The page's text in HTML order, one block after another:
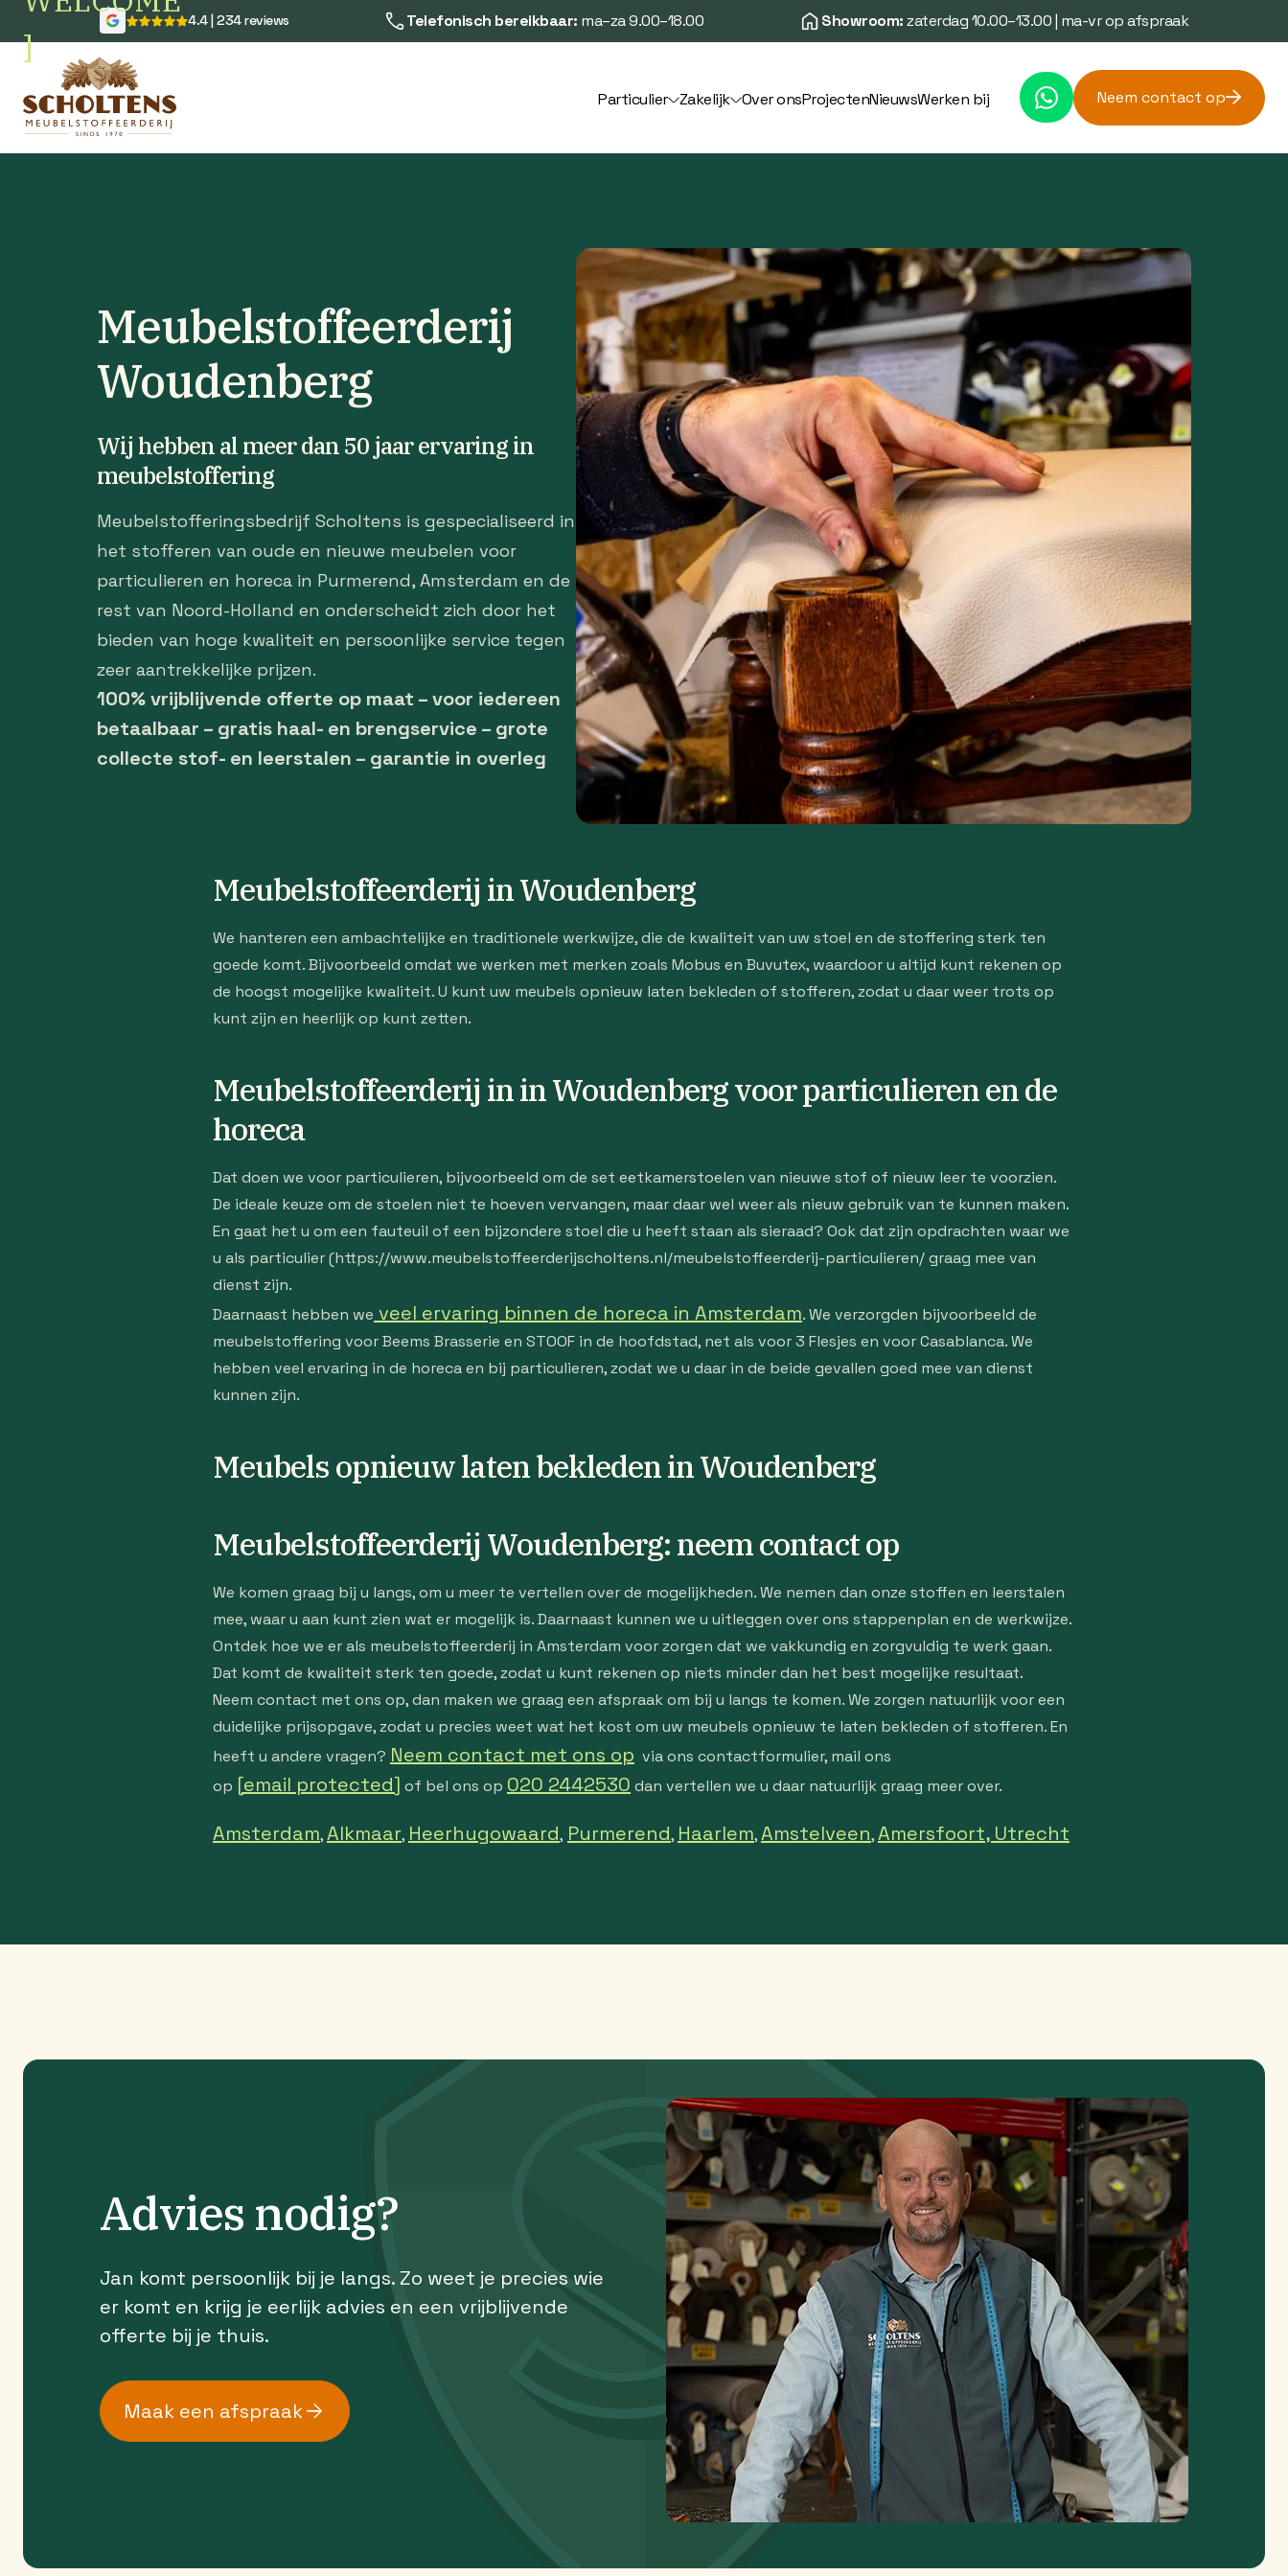
]
4.4 | 234 reviews Telefonisch bereikbaar: ma–za 9.00–18.00 Showroom:zaterdag 10.00–13.00 | ma-vr op afspraak
Particulier Zakelijk Over onsProjectenNieuwsWerken bij Neem contact op
Meubelstoffeerderij
Woudenberg
Wij hebben al meer dan 50 jaar ervaring in
meubelstoffering
Meubelstofferingsbedrijf Scholtens is gespecialiseerd in
het stofferen van oude en nieuwe meubelen voor
particulieren en horeca in Purmerend, Amsterdam en de
rest van Noord-Holland en onderscheidt zich door het
bieden van hoge kwaliteit en persoonlijke service tegen
zeer aantrekkelijke prijzen.
100% vrijblijvende offerte op maat – voor iedereen
betaalbaar – gratis haal- en brengservice – grote
collecte stof- en leerstalen – garantie in overleg
Meubelstoffeerderij in Woudenberg
We hanteren een ambachtelijke en traditionele werkwijze, die de kwaliteit van uw stoel en de stoffering sterk ten
goede komt. Bijvoorbeeld omdat we werken met merken zoals Mobus en Buvutex, waardoor u altijd kunt rekenen op
de hoogst mogelijke kwaliteit. U kunt uw meubels opnieuw laten bekleden of stofferen, zodat u daar weer trots op
kunt zijn en heerlijk op kunt zetten.
Meubelstoffeerderij in in Woudenberg voor particulieren en de
horeca
Dat doen we voor particulieren, bijvoorbeeld om de set eetkamerstoelen van nieuwe stof of nieuw leer te voorzien.
De ideale keuze om de stoelen niet te hoeven vervangen, maar daar wel weer als nieuw gebruik van te kunnen maken.
En gaat het u om een fauteuil of een bijzondere stoel die u heeft staan als sieraad? Ook dat zijn opdrachten waar we
u als particulier (https://www.meubelstoffeerderijscholtens.nl/meubelstoffeerderij-particulieren/ graag mee van
dienst zijn.
Daarnaast hebben we veel ervaring binnen de horeca in Amsterdam. We verzorgden bijvoorbeeld de
meubelstoffering voor Beems Brasserie en STOOF in de hoofdstad, net als voor 3 Flesjes en voor Casablanca. We
hebben veel ervaring in de horeca en bij particulieren, zodat we u daar in de beide gevallen goed mee van dienst
kunnen zijn.
Meubels opnieuw laten bekleden in Woudenberg
Meubelstoffeerderij Woudenberg: neem contact op
We komen graag bij u langs, om u meer te vertellen over de mogelijkheden. We nemen dan onze stoffen en leerstalen
mee, waar u aan kunt zien wat er mogelijk is. Daarnaast kunnen we u uitleggen over ons stappenplan en de werkwijze.
Ontdek hoe we er als meubelstoffeerderij in Amsterdam voor zorgen dat we vakkundig en zorgvuldig te werk gaan.
Dat komt de kwaliteit sterk ten goede, zodat u kunt rekenen op niets minder dan het best mogelijke resultaat.
Neem contact met ons op, dan maken we graag een afspraak om bij u langs te komen. We zorgen natuurlijk voor een
duidelijke prijsopgave, zodat u precies weet wat het kost om uw meubels opnieuw te laten bekleden of stofferen. En
heeft u andere vragen? Neem contact met ons op via ons contactformulier, mail ons
op [email protected] of bel ons op 020 2442530 dan vertellen we u daar natuurlijk graag meer over.
Amsterdam,Alkmaar, Heerhugowaard, Purmerend, Haarlem,Amstelveen,Amersfoort, Utrecht
Advies nodig?
Jan komt persoonlijk bij je langs. Zo weet je precies wie
er komt en krijg je eerlijk advies en een vrijblijvende
offerte bij je thuis.
Maak een afspraak